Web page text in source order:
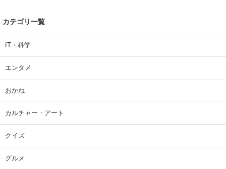
カテゴリ一覧
IT・科学
エンタメ
おかね
カルチャー・アート
クイズ
グルメ